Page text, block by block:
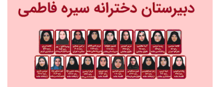
مقطع تحصیلی
دوره اول متوسطه
دوره دوم متوسطه- فنی
دوره دوم متوسطه- نظری